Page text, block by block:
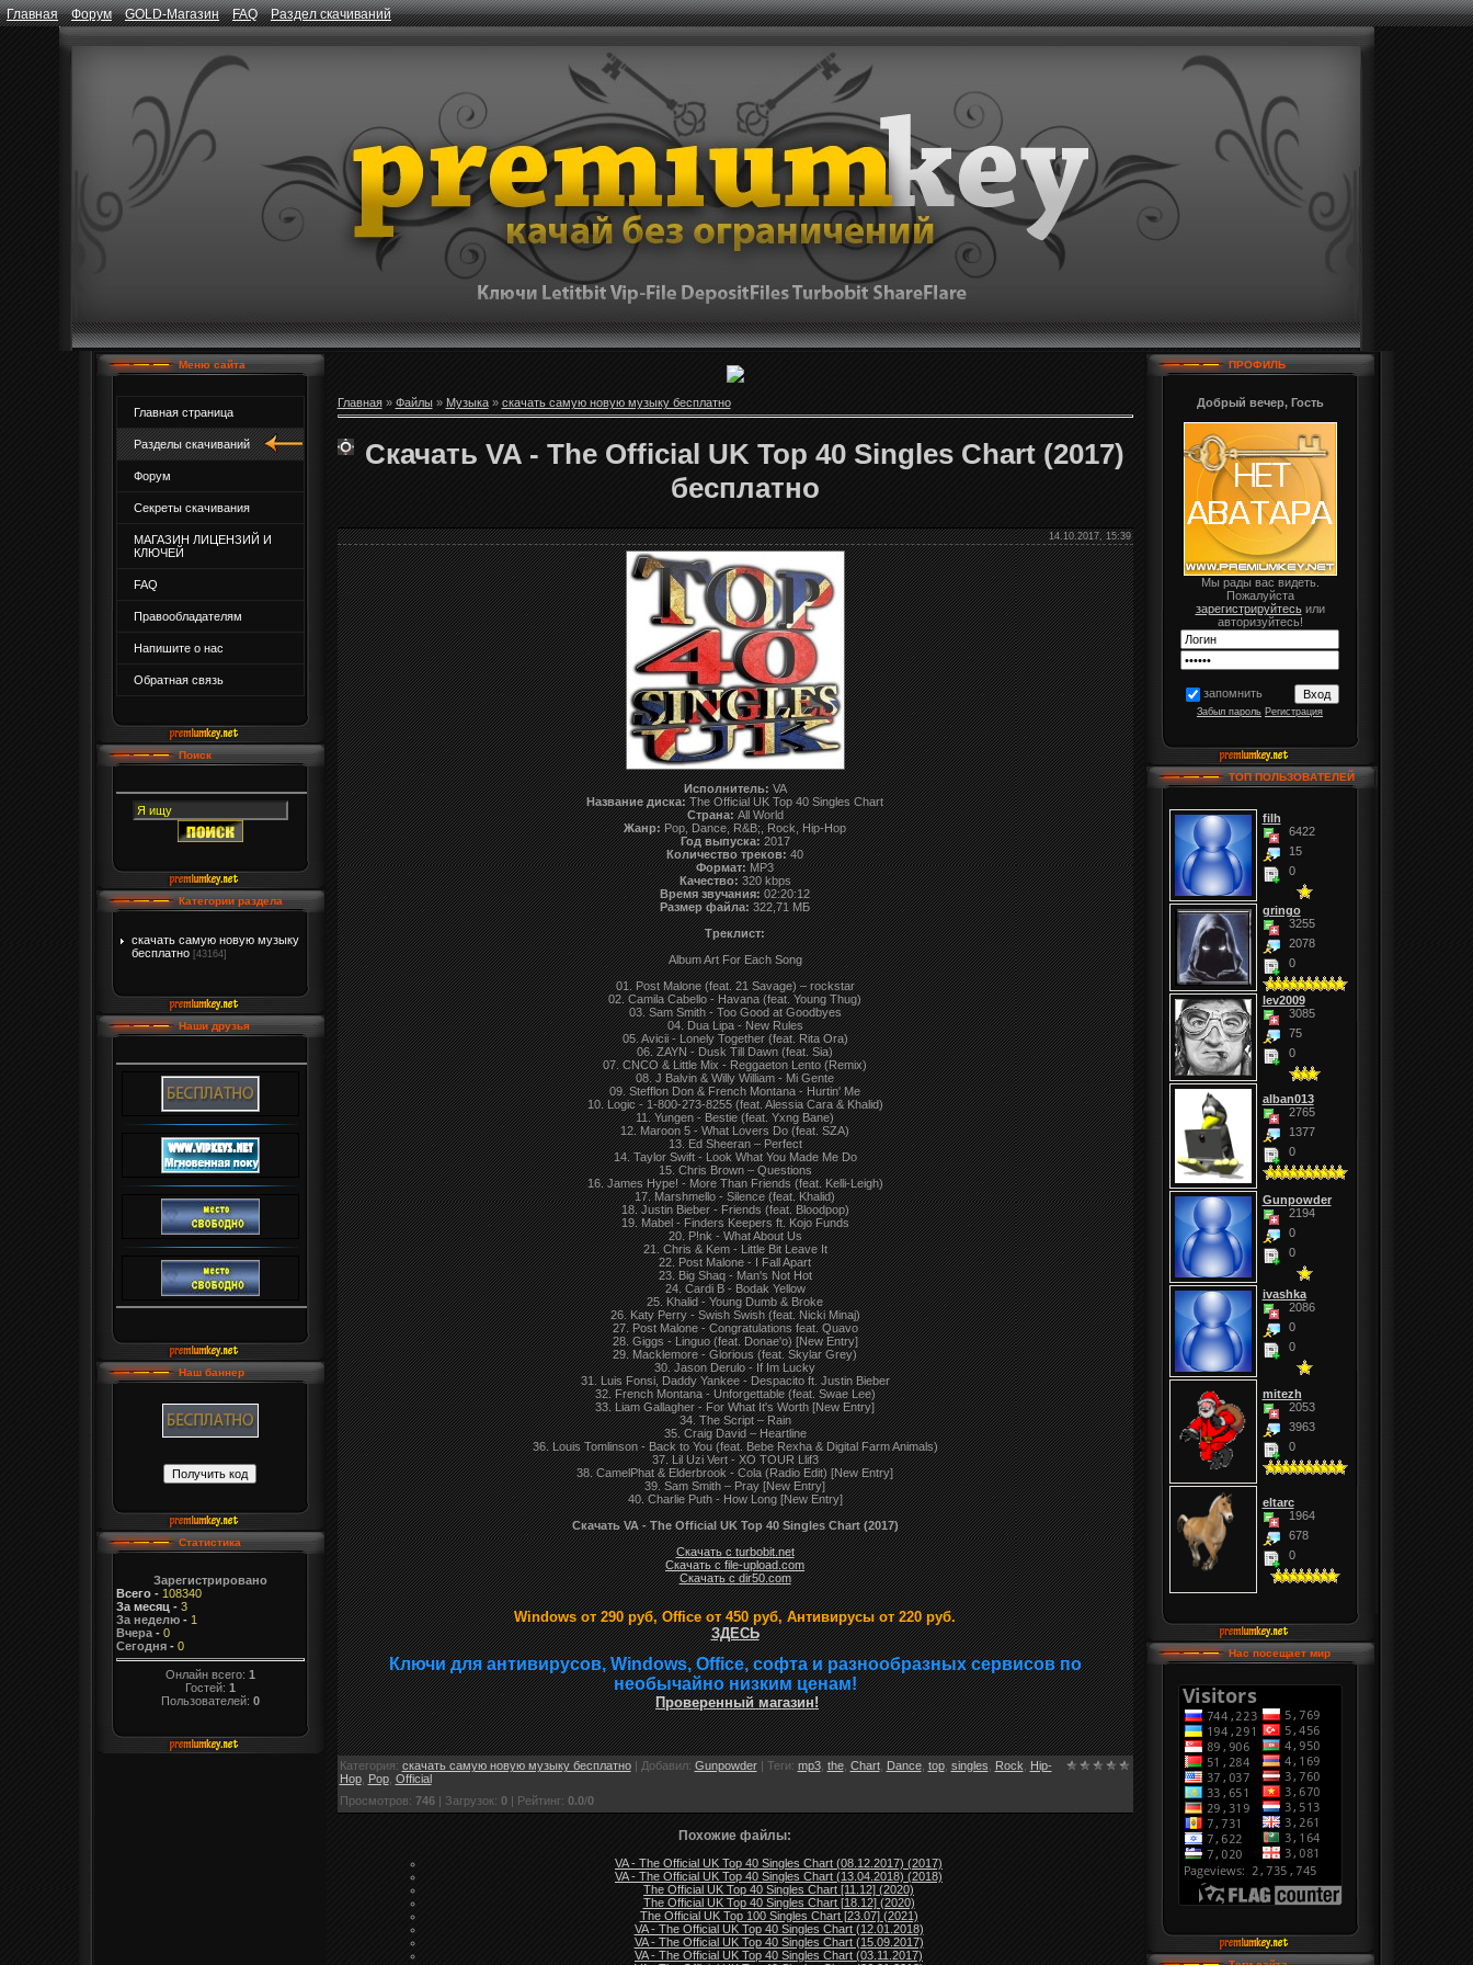
Главная Форум GOLD-Магазин FAQ Раздел скачиваний
Меню сайта
Главная страница
Разделы скачиваний
Форум
Секреты скачивания
МАГАЗИН ЛИЦЕНЗИЙ И
КЛЮЧЕЙ
FAQ
Правообладателям
Напишите о нас
Обратная связь
Поиск
Категории раздела
скачать самую новую музыку
бесплатно [43164]
Наши друзья
Наш баннер
Статистика
Зарегистрировано
Всего- 108340
За месяц - 3
За неделю- 1
Вчера- 0
Сегодня- 0
Онлайн всего: 1
Гостей: 1
Пользователей: 0
Главная» Файлы» Музыка» скачать самую новую музыку бесплатно
Скачать VA - The Official UK Top 40 Singles Chart (2017)
бесплатно
14.10.2017, 15:39
Исполнитель:VA
Название диска:The Official UK Top 40 Singles Chart
Страна:All World
Жанр:Pop, Dance, R&B;, Rock, Hip-Hop
Год выпуска:2017
Количество треков:40
Формат:MP3
Качество:320 kbps
Время звучания:02:20:12
Размер файла:322,71 МБ
Треклист:
Album Art For Each Song
01. Post Malone (feat. 21 Savage) – rockstar
02. Camila Cabello - Havana (feat. Young Thug)
03. Sam Smith - Too Good at Goodbyes
04. Dua Lipa - New Rules
05. Avicii - Lonely Together (feat. Rita Ora)
06. ZAYN - Dusk Till Dawn (feat. Sia)
07. CNCO & Little Mix - Reggaeton Lento (Remix)
08. J Balvin & Willy William - Mi Gente
09. Stefflon Don & French Montana - Hurtin' Me
10. Logic - 1-800-273-8255 (feat. Alessia Cara & Khalid)
11. Yungen - Bestie (feat. Yxng Bane)
12. Maroon 5 - What Lovers Do (feat. SZA)
13. Ed Sheeran – Perfect
14. Taylor Swift - Look What You Made Me Do
15. Chris Brown – Questions
16. James Hype! - More Than Friends (feat. Kelli-Leigh)
17. Marshmello - Silence (feat. Khalid)
18. Justin Bieber - Friends (feat. Bloodpop)
19. Mabel - Finders Keepers ft. Kojo Funds
20. P!nk - What About Us
21. Chris & Kem - Little Bit Leave It
22. Post Malone - I Fall Apart
23. Big Shaq - Man's Not Hot
24. Cardi B - Bodak Yellow
25. Khalid - Young Dumb & Broke
26. Katy Perry - Swish Swish (feat. Nicki Minaj)
27. Post Malone - Congratulations feat. Quavo
28. Giggs - Linguo (feat. Donae'o) [New Entry]
29. Macklemore - Glorious (feat. Skylar Grey)
30. Jason Derulo - If Im Lucky
31. Luis Fonsi, Daddy Yankee - Despacito ft. Justin Bieber
32. French Montana - Unforgettable (feat. Swae Lee)
33. Liam Gallagher - For What It's Worth [New Entry]
34. The Script – Rain
35. Craig David – Heartline
36. Louis Tomlinson - Back to You (feat. Bebe Rexha & Digital Farm Animals)
37. Lil Uzi Vert - XO TOUR Llif3
38. CamelPhat & Elderbrook - Cola (Radio Edit) [New Entry]
39. Sam Smith – Pray [New Entry]
40. Charlie Puth - How Long [New Entry]
Скачать VA - The Official UK Top 40 Singles Chart (2017)
Скачать с turbobit.net
Скачать с file-upload.com
Скачать с dir50.com
Windows от 290 руб, Office от 450 руб, Антивирусы от 220 руб.
ЗДЕСЬ
Ключи для антивирусов, Windows, Office, софта и разнообразных сервисов по
необычайно низким ценам!
Проверенный магазин!
Категория: скачать самую новую музыку бесплатно| Добавил: Gunpowder| Теги: mp3, the, Chart, Dance, top, singles Rock
Hip-
Hop, Pop, Official
Просмотров: 746| Загрузок: 0| Рейтинг: 0.0/0
Похожие файлы:
VA - The Official UK Top 40 Singles Chart (08.12.2017) (2017)
VA - The Official UK Top 40 Singles Chart (13.04.2018) (2018)
The Official UK Top 40 Singles Chart [11.12] (2020)
The Official UK Top 40 Singles Chart [18.12] (2020)
The Official UK Top 100 Singles Chart [23.07] (2021)
VA - The Official UK Top 40 Singles Chart (12.01.2018)
VA - The Official UK Top 40 Singles Chart (15.09.2017)
VA - The Official UK Top 40 Singles Chart (03.11.2017)
ПРОФИЛЬ
Добрый вечер, Гость
Мы рады вас видеть.
Пожалуйста
зарегистрируйтесьили
авторизуйтесь!
запомнить
Забыл пароль Регистрация
ТОП ПОЛЬЗОВАТЕЛЕЙ
filh
6422
15
0
gringo
3255
2078
0
lev2009
3085
75
0
alban013
2765
1377
0
Gunpowder
2194
0
0
ivashka
2086
0
0
mitezh
2053
3963
0
eltarc
1964
678
0
Нас посещает мир